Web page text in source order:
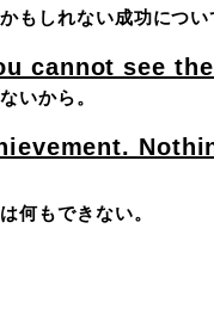
もしれない成功につい
cannot see
いから。
何もできない。